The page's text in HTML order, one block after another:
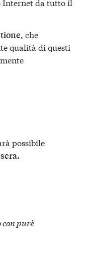
Internet da tutto il
che
qualità di questi
possibile
purè